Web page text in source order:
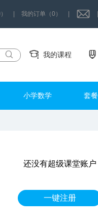
我的订单（0）
我的课程
小学数学 套餐
还没有超级课堂账户
一键注册